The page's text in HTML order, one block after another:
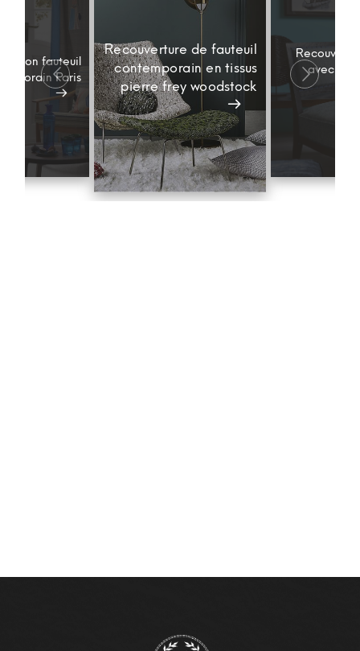
fauteuil
Paris
Recouverture de fauteuil
contemporain en tissus
pierre frey woodstock
avec